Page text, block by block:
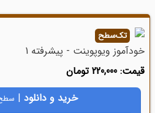
تک‌سطح
خودآموز ویوپوینت - پیشرفته 1
قیمت: 220,000 تومان
خرید و دانلود| سطح